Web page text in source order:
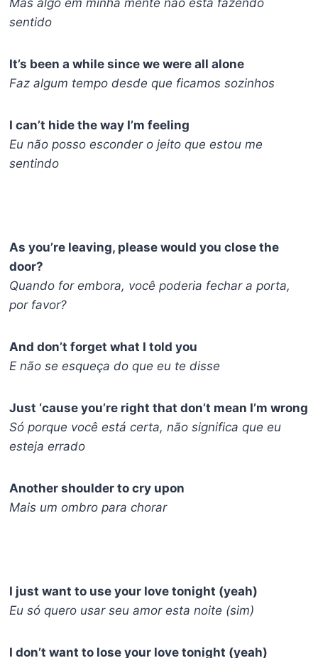
Mas algo em minha mente não está fazendo
sentido
It’s been a while since we were all alone
Faz algum tempo desde que ficamos sozinhos
I can’t hide the way I’m feeling
Eu não posso esconder o jeito que estou me
sentindo
As you’re leaving, please would you close the
door?
Quando for embora, você poderia fechar a porta,
por favor?
And don’t forget what I told you
E não se esqueça do que eu te disse
Just ‘cause you’re right that don’t mean I’m wrong
Só porque você está certa, não significa que eu
esteja errado
Another shoulder to cry upon
Mais um ombro para chorar
I just want to use your love tonight (yeah)
Eu só quero usar seu amor esta noite (sim)
I don’t want to lose your love tonight (yeah)